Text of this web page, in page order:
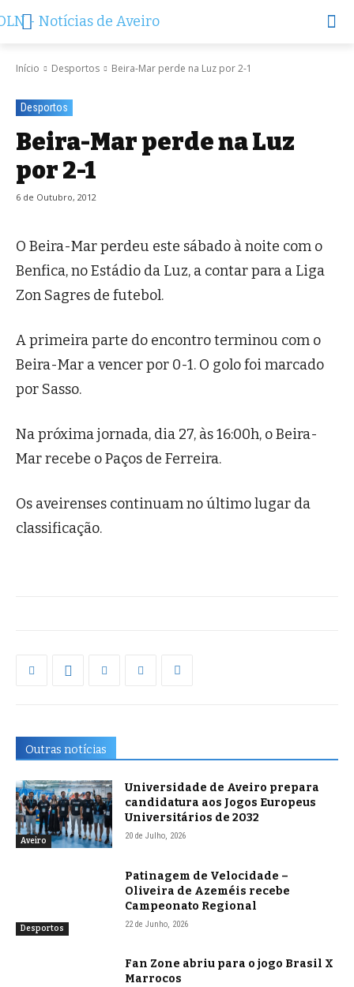
Início Desportos Beira-Mar perde na Luz por 2-1
Desportos
Beira-Mar perde na Luz
por 2-1
6 de Outubro, 2012
O Beira-Mar perdeu este sábado à noite com o
Benfica, no Estádio da Luz, a contar para a Liga
Zon Sagres de futebol.
A primeira parte do encontro terminou com o
Beira-Mar a vencer por 0-1. O golo foi marcado
por Sasso.
Na próxima jornada, dia 27, às 16:00h, o Beira-
Mar recebe o Paços de Ferreira.
Os aveirenses continuam no último lugar da
classificação.
Outras notícias
Aveiro
Universidade de Aveiro prepara
candidatura aos Jogos Europeus
Universitários de 2032
20 de Julho, 2026
Desportos
Patinagem de Velocidade –
Oliveira de Azeméis recebe
Campeonato Regional
22 de Junho, 2026
Fan Zone abriu para o jogo Brasil X
Marrocos